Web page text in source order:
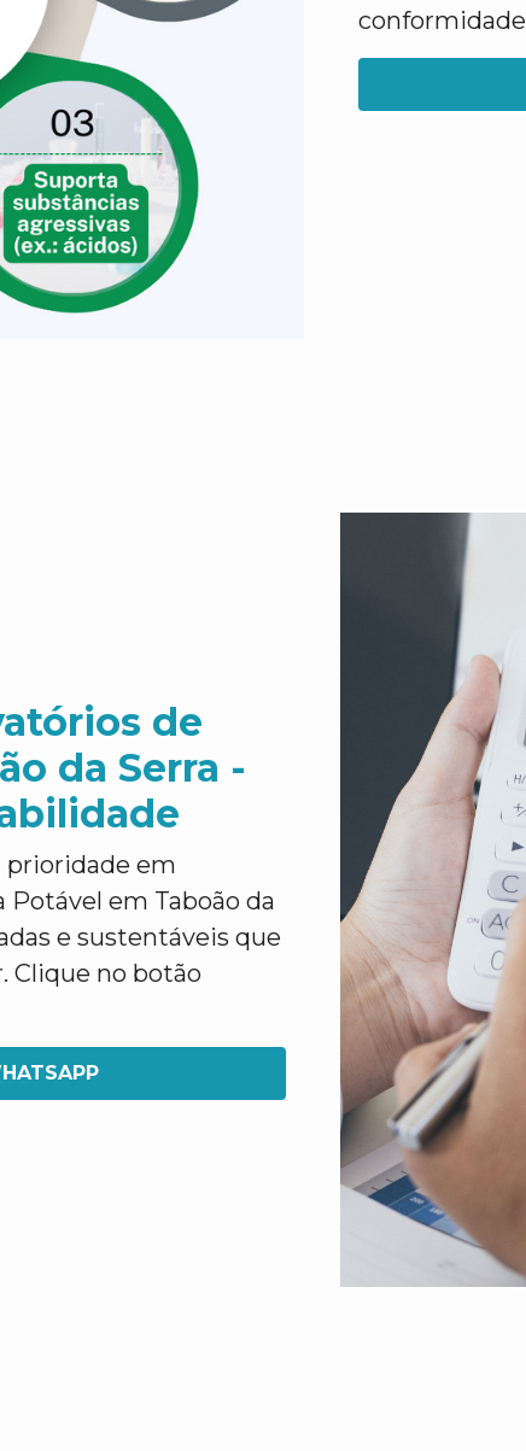
de
da Serra -
prioridade em
em Taboão da
e sustentáveis que
Clique no botão